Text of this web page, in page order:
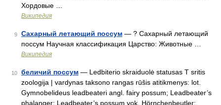
Хордовые …
Википедия
9 Сахарный летающий поссум — ? Сахарный летающий
поссум Научная классификация Царство: Животные …
Википедия
10 беличий поссум — Ledbiterio skraiduolė statusas T sritis
zoologija | vardynas taksono rangas rūšis atitikmenys: lot.
Gymnobelideus leadbeateri angl. fairy possum; Leadbeater’s
phalanger; Leadbeater’s possum vok. Hörnchenbeutler;